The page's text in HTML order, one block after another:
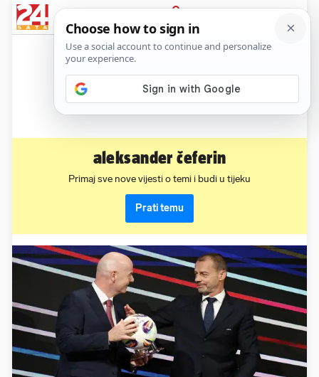
PRIJAVA
News
aleksander čeferin
Primaj sve nove vijesti o temi i budi u tijeku
Prati temu